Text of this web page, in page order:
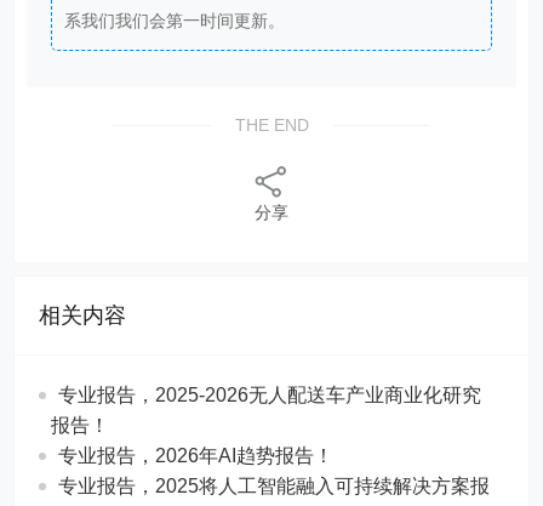
系我们我们会第一时间更新。
THE END
分享
相关内容
专业报告，2025-2026无人配送车产业商业化研究
报告！
专业报告，2026年AI趋势报告！
​​专业报告，2025将人工智能融入可持续解决方案报